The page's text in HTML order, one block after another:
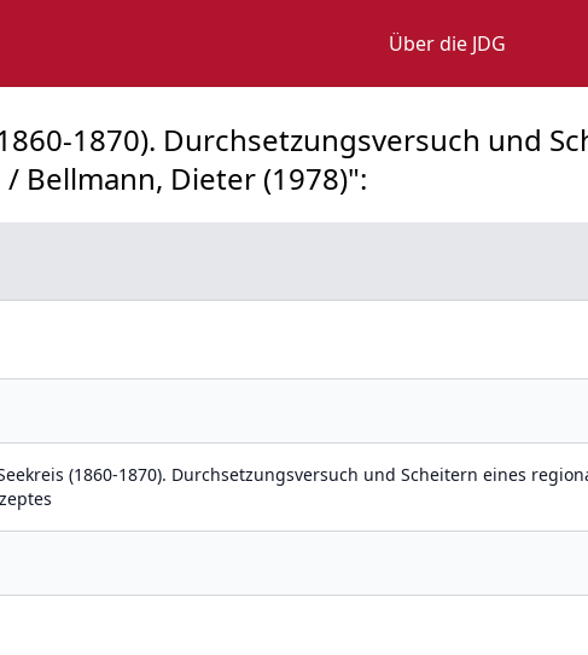
Über die JDG
1870). Durchsetzungsversuch und
Bellmann, Dieter (1978)":
(1860-1870). Durchsetzungsversuch und Scheitern eines